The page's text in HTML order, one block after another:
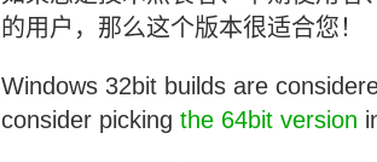
的用户，那么这个版本很适合您！
Windows 32bit builds are
consider picking the 64bit version